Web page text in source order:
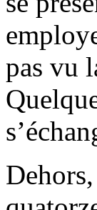
pas vu